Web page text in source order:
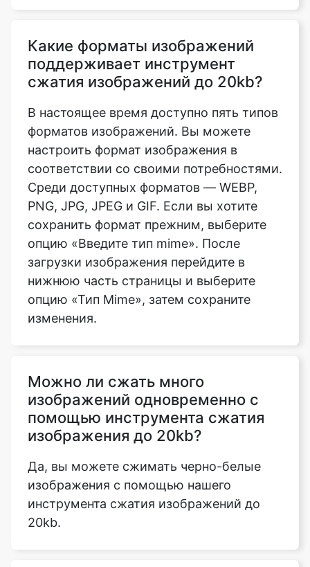
В настоящее время доступно пять типов
форматов изображений. Вы можете
настроить формат изображения в
соответствии со своими потребностями.
Среди доступных форматов — WEBP,
PNG, JPG, JPEG и GIF. Если вы хотите
сохранить формат прежним, выберите
опцию «Введите тип mime». После
загрузки изображения перейдите в
нижнюю часть страницы и выберите
опцию «Тип Mime», затем сохраните
изменения.
Можно ли сжать много
изображения до 20kb?
Да, вы можете сжимать черно-белые
изображения с помощью нашего
инструмента сжатия изображений до
20kb.
Поддерживает ли инструмент